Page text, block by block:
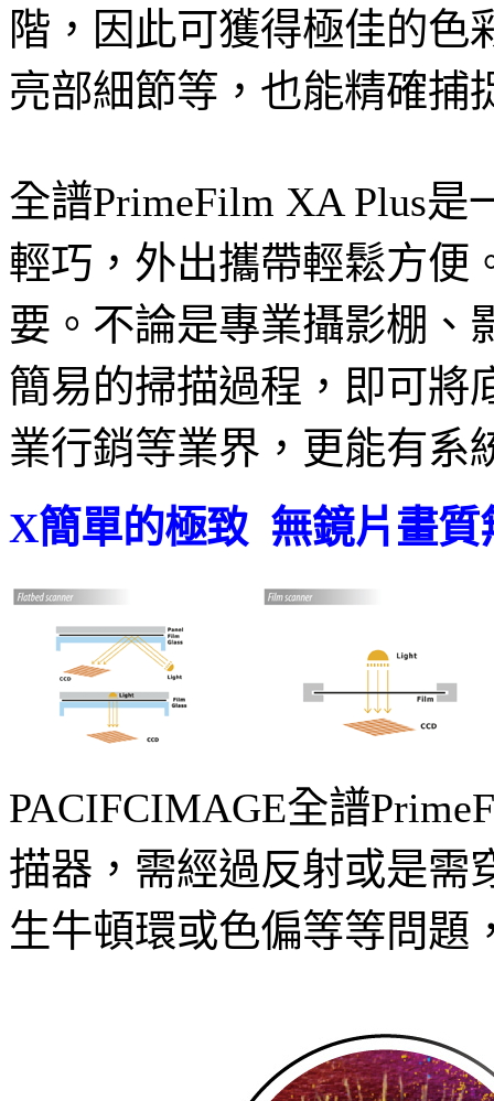
階，因此可獲得極佳的
亮部細節等，也能精確捕
全譜PrimeFilm XA Plus
輕巧，外出攜帶輕鬆方便
要。不論是專業攝影棚、
簡易的掃描過程，即可將
業行銷等業界，更能有系
X簡單的極致 無鏡片畫質
PACIFCIMAGE全譜
描器，需經過反射或是需
生牛頓環或色偏等等問題